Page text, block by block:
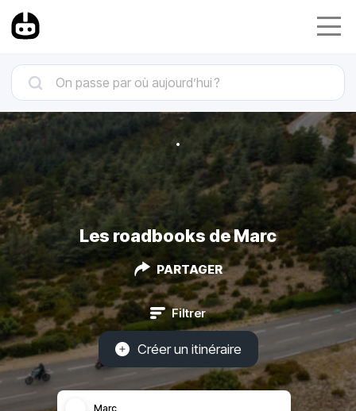
Les roadbooks de Marc
PARTAGER
Filtrer
Créer un itinéraire
Marc